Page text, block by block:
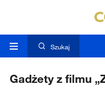
Szukaj
Gadżety z filmu